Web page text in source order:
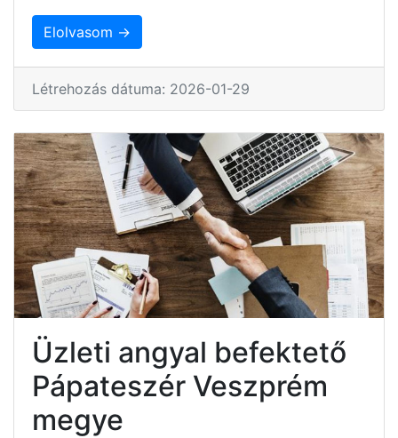
Elolvasom →
Létrehozás dátuma: 2026-01-29
Üzleti angyal befektető
Pápateszér Veszprém
megye